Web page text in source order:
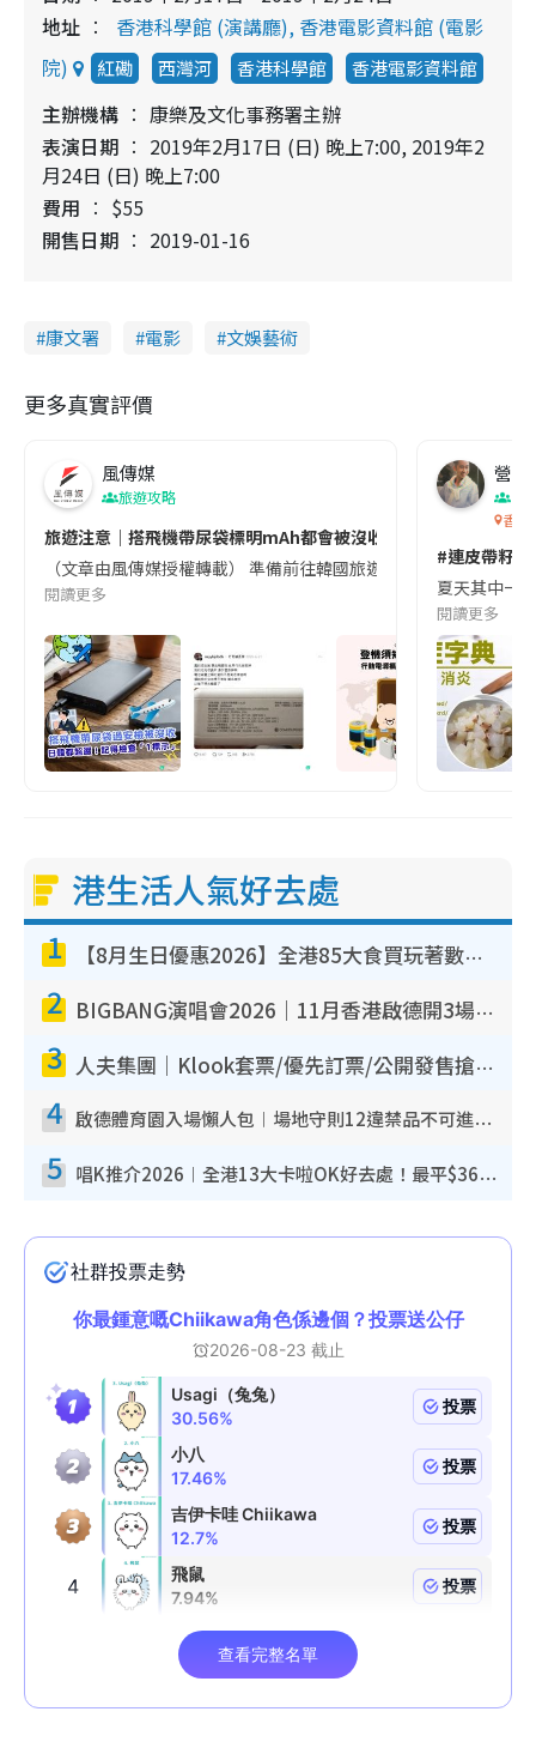
地址
香港科學館 (演講廳), 香港電影資料館 (電影
院)
紅磡 西灣河 香港科學館 香港電影資料館
主辦機構
康樂及文化事務署主辦
表演日期
2019年2月17日 (日) 晚上7:00, 2019年2
月24日 (日) 晚上7:00
費用
$55
開售日期
2019-01-16
康文署 電影 文娛藝術
更多真實評價
風傳媒
旅遊攻略
旅遊注意｜搭飛機帶尿袋標明mAh都會被沒收😱出發前切記檢查
（文章由風傳媒授權轉載） 準備前往韓國旅遊的民眾，近期要
閱讀更多
營養
香港
#連皮帶籽
夏天其中一
閱讀更多
港生活人氣好去處
1 【8月生日優惠2026】全港85大食買玩著數攻略 自助餐/火鍋放題同行免費＋誠品/DONKI送現金券
2 BIGBANG演唱會2026｜11月香港啟德開3場！實名制VIP申請、優先購票攻略
3 人夫集團｜Klook套票/優先訂票/公開發售搶飛攻略！附票價.購票連結.場地座位表
4 啟德體育園入場懶人包︱場地守則12違禁品不可進場准帶細水樽但全場禁樽蓋！應援牌有限制！
5 唱K推介2026︱全港13大卡啦OK好去處！最平$36起 日文K都有！(附地址+收費詳情)